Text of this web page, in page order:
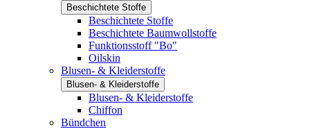
Beschichtete Stoffe
Beschichtete Stoffe
Beschichtete Baumwollstoffe
Funktionsstoff "Bo"
Oilskin
Blusen- & Kleiderstoffe
Blusen- & Kleiderstoffe
Blusen- & Kleiderstoffe
Chiffon
Bündchen